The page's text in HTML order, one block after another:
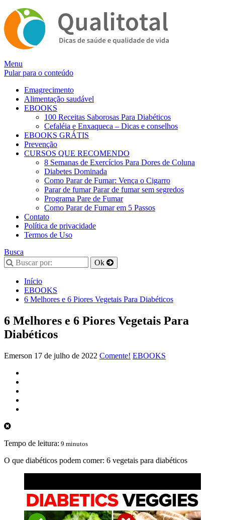
Alternar
navegação
Menu
Pular para o conteúdo
Emagrecimento
Alimentação saudável
EBOOKS
100 Receitas Saborosas Para Diabéticos
Cefaléia e Enxaqueca – Dicas e conselhos
EBOOKS GRÁTIS
Prevenção
CURSOS QUE RECOMENDO
8 Semanas de Exercícios Para Dores de Coluna
Diabetes Dominada
Como Parar de Fumar: Vença o Cigarro
Parar de fumar Parar de fumar sem segredos
Programa Pare de Fumar
Como Parar de Fumar em 5 Passos
Contato
Política de privacidade
Termos de Uso
Busca
Início
EBOOKS
6 Melhores e 6 Piores Vegetais Para Diabéticos
6 Melhores e 6 Piores Vegetais Para
Diabéticos
Emerson 17 de julho de 2022 Comente! EBOOKS
Tempo de leitura: 9 minutos
O que diabéticos podem comer: 6 vegetais para diabéticos